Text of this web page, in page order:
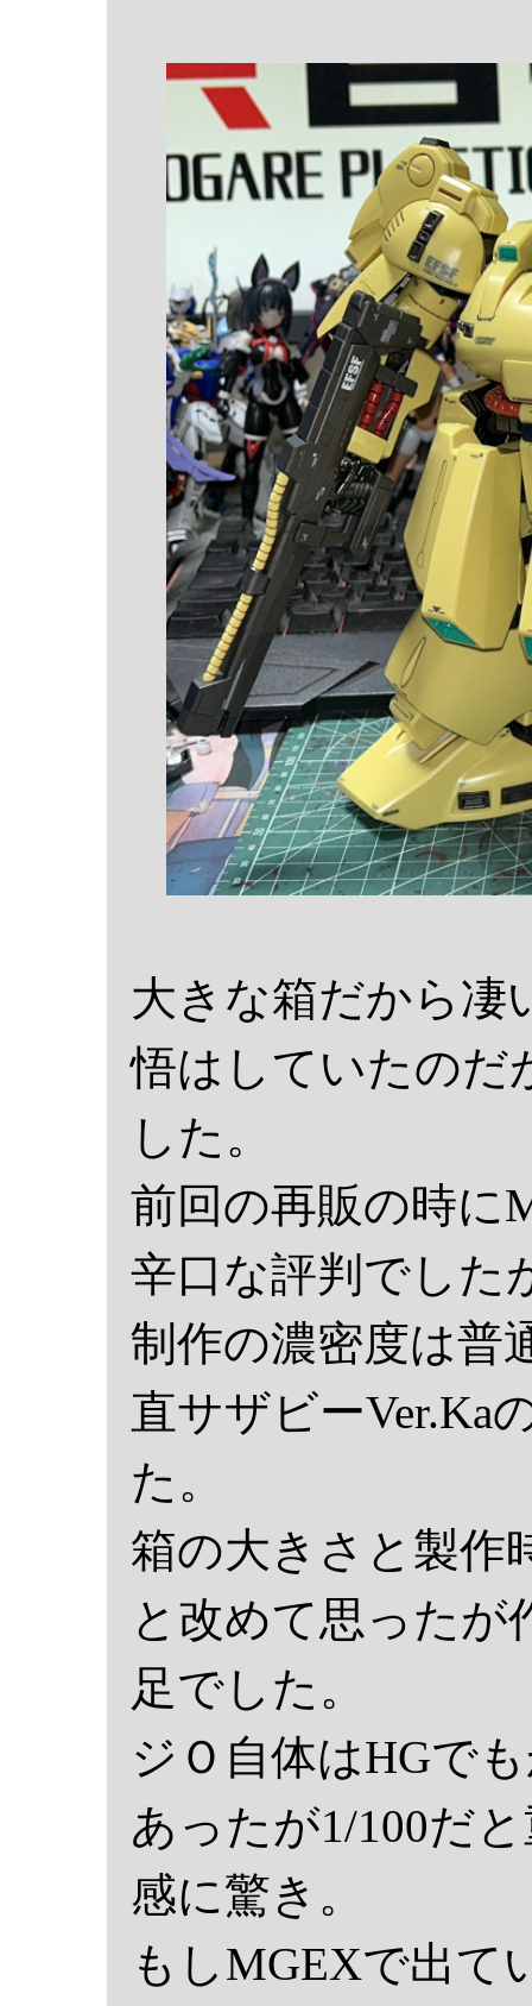
大きな箱だから凄
悟はしていたの
した。
前回の再販の時に
辛口な評判でした
制作の濃密度は普
直サザビーVer.Ka
た。
箱の大きさと製作
と改めて思ったが
足でした。
ジＯ自体はHGで
あったが1/100だ
感に驚き。
もしMGEXで出て